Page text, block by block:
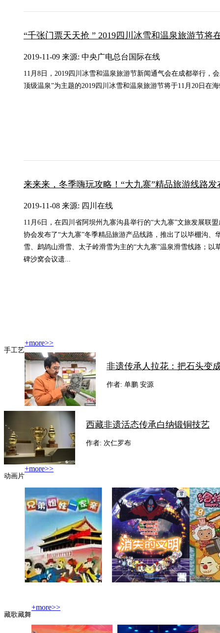
“千张门票天天抢 ” 2019四川冰雪和温泉旅游节将
2019-11-09 来源: 中央广电总台国际在线
11月8日，2019四川冰雪和温泉旅游节新闻通气会在成都举行，
顶级温泉”为主题的2019四川冰雪和温泉旅游节将于11月20日在
来来来，冬季嗨玩攻略！“大九寨”精品旅游线路发
2019-11-08 来源: 四川在线
11月6日，在四川省阿坝州九寨沟县举行的“大九寨”文旅发展联
协会发布了“大九寨”冬季精品旅游产品线路，推出了以毕棚沟、
雪、鹧鸪山滑雪、太子岭滑雪为主的“大九寨”温泉滑雪线路；以
碑沙窝会议遗...
手工艺
+more>>
非遗传承人拉花：把石头变
作者: 单鹏 安源
西藏非遗活态传承白纳锻铜技艺
作者: 次仁罗布
动画片
+more>>
藏歌藏舞
+more>>